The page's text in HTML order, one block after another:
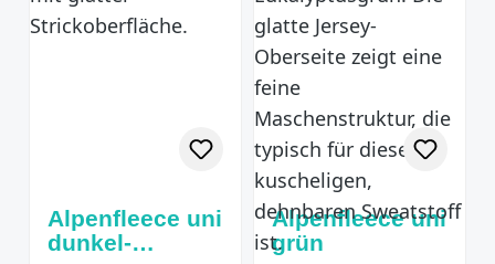
Alpenfleece uni
dunkel-
Alpenfleece uni
grün